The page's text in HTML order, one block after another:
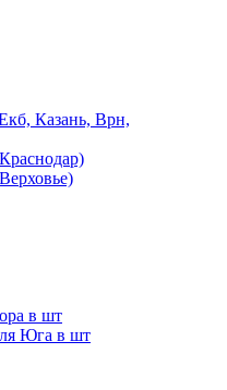
Казань, Врн,
в шт
Юга в шт